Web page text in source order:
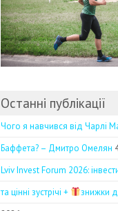
Останні публікації
Чого я навчився від Чарлі
Баффета? – Дмитро Омелян
Lviv Invest Forum 2026:
та цінні зустрічі +
знижки